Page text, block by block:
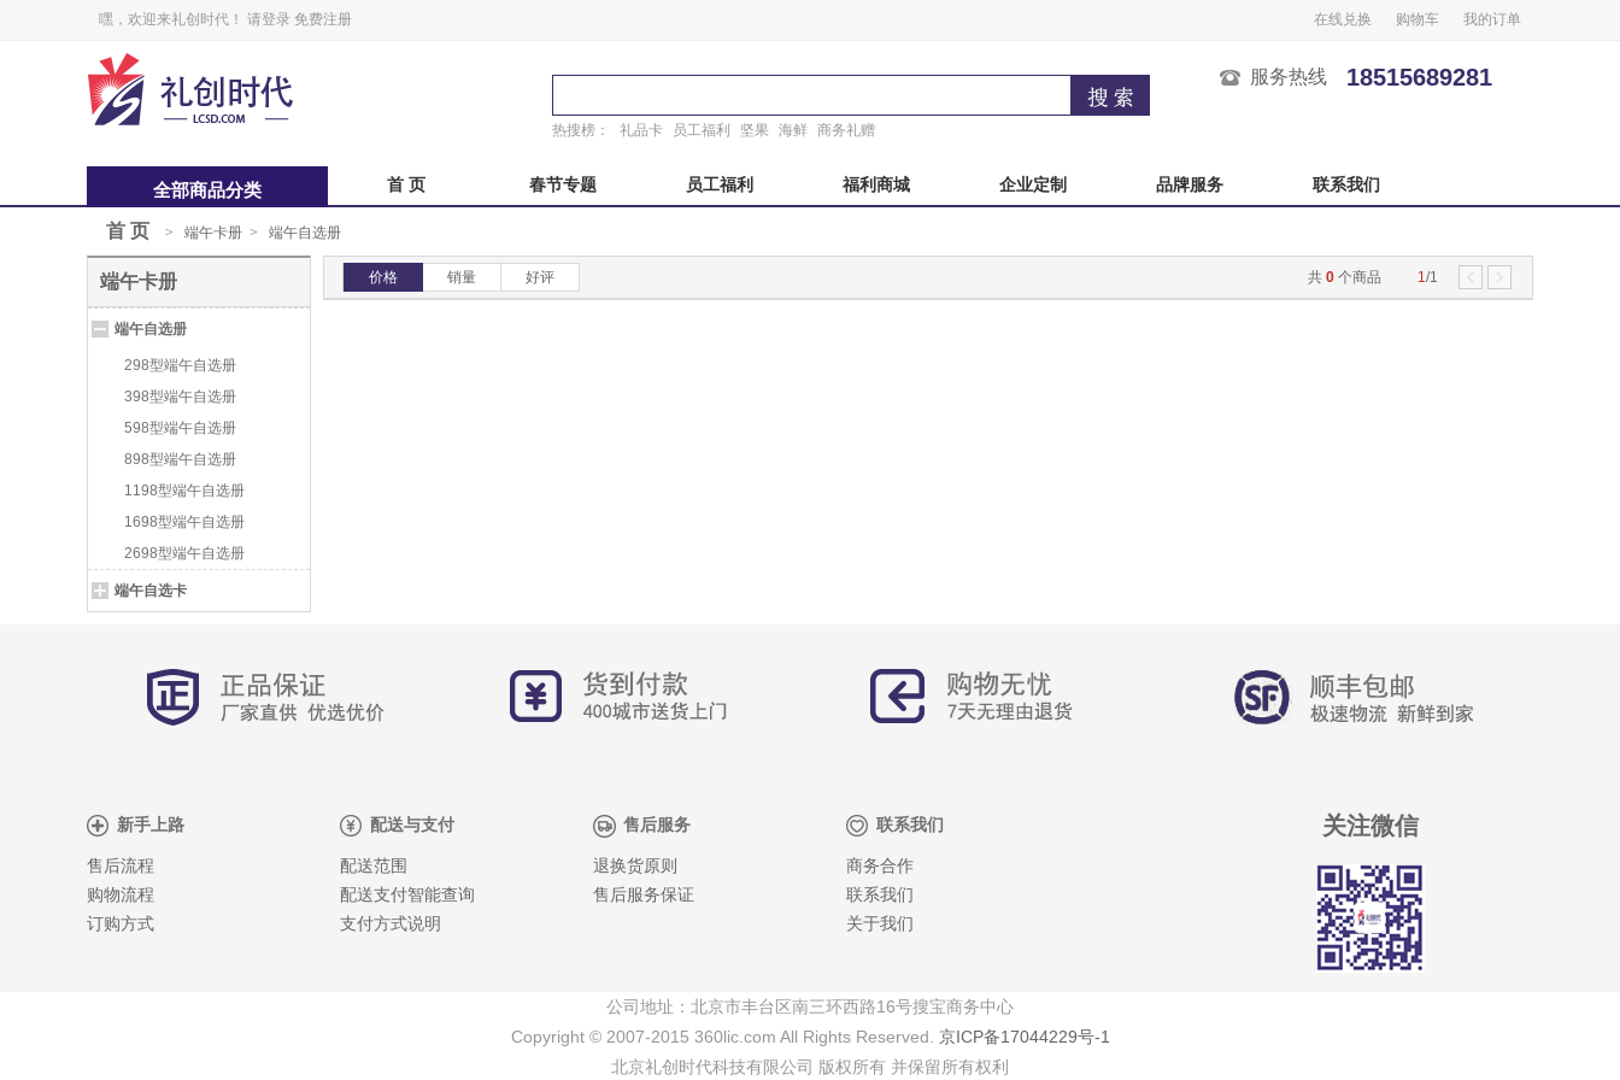
嘿，欢迎来礼创时代！ 请登录 免费注册 在线兑换 购物车 我的订单
热搜榜： 礼品卡 员工福利 坚果 海鲜 商务礼赠
服务热线 18515689281
全部商品分类 首 页 春节专题 员工福利 福利商城 企业定制 品牌服务 联系我们
锋味 粽子礼盒 五芳斋
首 页 > 端午卡册 > 端午自选册
价格 销量 好评 1/1
共 0 个商品
端午卡册
端午自选册
298型端午自选册
398型端午自选册
598型端午自选册
898型端午自选册
1198型端午自选册
1698型端午自选册
2698型端午自选册
端午自选卡
新手上路
售后流程
购物流程
订购方式
配送与支付
配送范围
配送支付智能查询
支付方式说明
售后服务
退换货原则
售后服务保证
联系我们
商务合作
联系我们
关于我们
关注微信
公司地址：北京市丰台区南三环西路16号搜宝商务中心
Copyright © 2007-2015 360lic.com All Rights Reserved. 京ICP备17044229号-1
北京礼创时代科技有限公司 版权所有 并保留所有权利